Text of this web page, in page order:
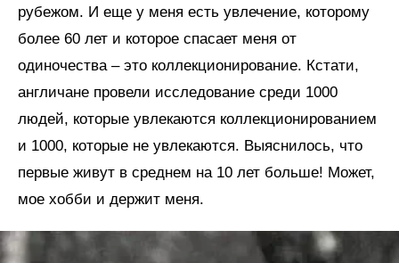
рубежом. И еще у меня есть увлечение, которому
более 60 лет и которое спасает меня от
одиночества – это коллекционирование. Кстати,
англичане провели исследование среди 1000
людей, которые увлекаются коллекционированием
и 1000, которые не увлекаются. Выяснилось, что
первые живут в среднем на 10 лет больше! Может,
мое хобби и держит меня.